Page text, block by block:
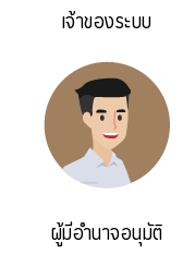
เจ้าของระบบ
ผู้มีอำนาจอนุมัติ